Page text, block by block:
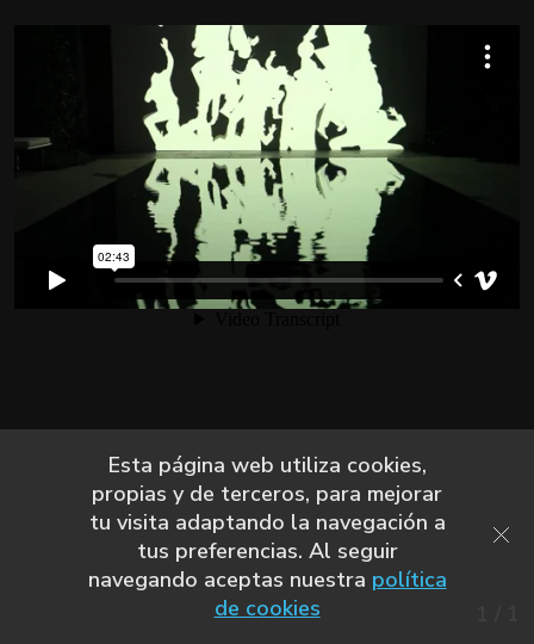
Esta página web utiliza cookies,
propias y de terceros, para mejorar
tu visita adaptando la navegación a
tus preferencias. Al seguir
navegando aceptas nuestra política
de cookies